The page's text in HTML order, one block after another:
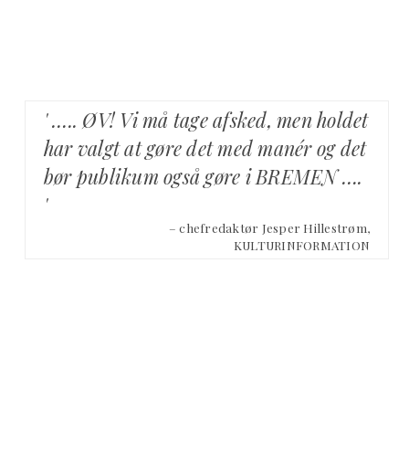
' ….. ØV! Vi må tage afsked, men holdet
har valgt at gøre det med manér og det
bør publikum også gøre i BREMEN ….
'
– chefredaktør Jesper Hillestrøm,
KULTURINFORMATION